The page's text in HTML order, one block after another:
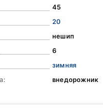
45
20
нешип
6
зимняя
внедорожник